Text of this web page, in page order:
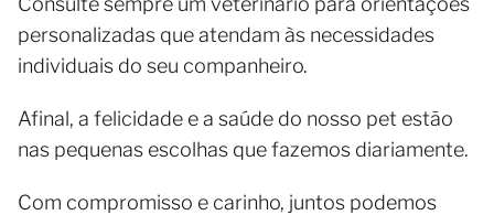
personalizadas que atendam às necessidades
individuais do seu companheiro.
Afinal, a felicidade e a saúde do nosso pet estão
nas pequenas escolhas que fazemos diariamente.
Com compromisso e carinho, juntos podemos